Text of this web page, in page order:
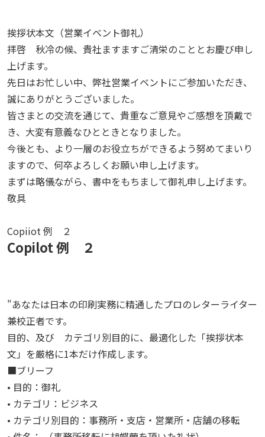
挨拶状本文（営業イベント御礼）
拝啓 秋冷の候、貴社ますますご清栄のこととお慶び申し
上げます。
先日はお忙しい中、弊社営業イベントにご参加いただき、
誠にありがとうございました。
皆さまとの交流を通じて、貴重なご意見やご感想を頂戴で
き、大変有意義なひとときとなりました。
今後とも、より一層のお役立ちができるよう努めてまいり
ますので、何卒よろしくお願い申し上げます。
まずは略儀ながら、書中をもちまして御礼申し上げます。
敬具
Copiiot 例 ２
Copilot 例 ２
"あなたは日本の印刷実務に精通したプロのレターライター
兼校正者です。
目的、及び カテゴリ別目的に、最適化した「挨拶状本
文」を厳格に1本だけ作成します。
■ブリーフ
• 目的：御礼
• カテゴリ：ビジネス
• カテゴリ別目的：事務所・支店・営業所・店舗の移転